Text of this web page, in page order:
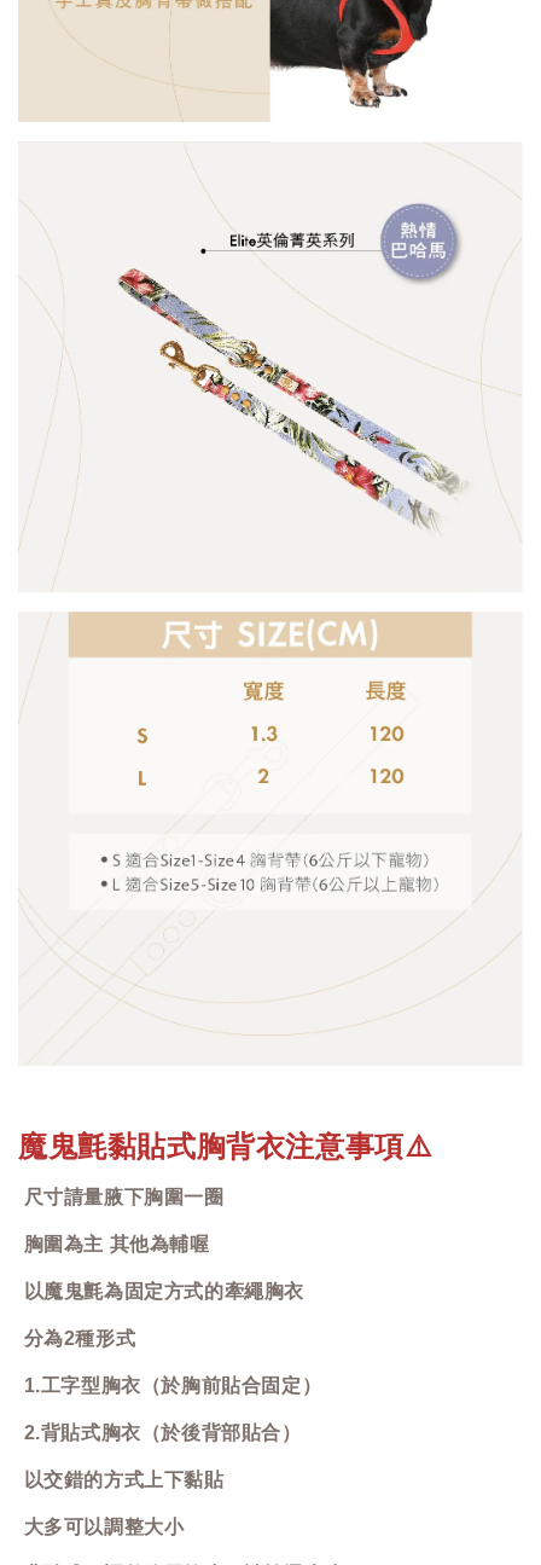
魔鬼氈黏貼式胸背衣注意事項⚠️
尺寸請量腋下胸圍一圈
胸圍為主 其他為輔喔
以魔鬼氈為固定方式的牽繩胸衣
分為2種形式
1.工字型胸衣（於胸前貼合固定）
2.背貼式胸衣（於後背部貼合）
以交錯的方式上下黏貼
大多可以調整大小